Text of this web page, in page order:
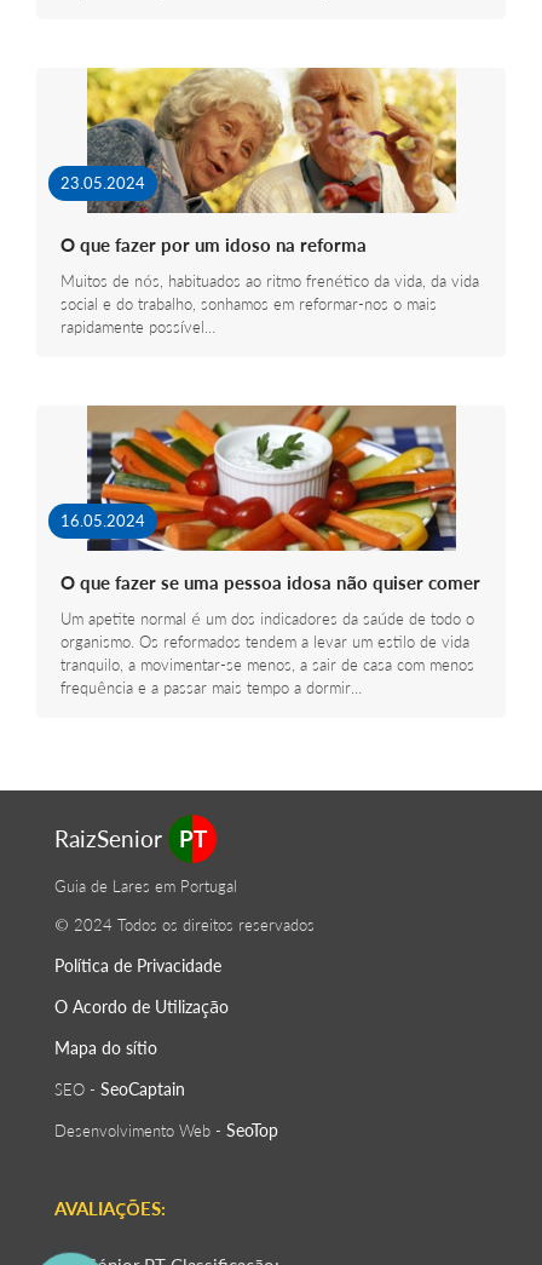
23.05.2024
O que fazer por um idoso na reforma
Muitos de nós, habituados ao ritmo frenético da vida, da vida
social e do trabalho, sonhamos em reformar-nos o mais
rapidamente possível…
16.05.2024
O que fazer se uma pessoa idosa não quiser comer
Um apetite normal é um dos indicadores da saúde de todo o
organismo. Os reformados tendem a levar um estilo de vida
tranquilo, a movimentar-se menos, a sair de casa com menos
frequência e a passar mais tempo a dormir…
RaizSenior PT
Guia de Lares em Portugal
© 2024 Todos os direitos reservados
Política de Privacidade
O Acordo de Utilização
Mapa do sítio
SEO - SeoСaptain
Desenvolvimento Web - SeoTop
AVALIAÇÕES: